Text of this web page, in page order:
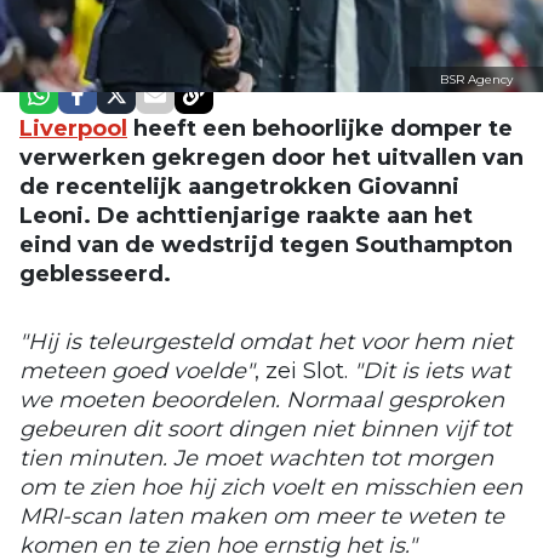
BSR Agency
Liverpool heeft een behoorlijke domper te
verwerken gekregen door het uitvallen van
de recentelijk aangetrokken Giovanni
Leoni. De achttienjarige raakte aan het
eind van de wedstrijd tegen Southampton
geblesseerd.
"Hij is teleurgesteld omdat het voor hem niet
meteen goed voelde", zei Slot. "Dit is iets wat
we moeten beoordelen. Normaal gesproken
gebeuren dit soort dingen niet binnen vijf tot
tien minuten. Je moet wachten tot morgen
om te zien hoe hij zich voelt en misschien een
MRI-scan laten maken om meer te weten te
komen en te zien hoe ernstig het is."